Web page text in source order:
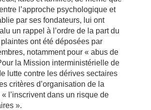
l’approche psychologique et
par ses fondateurs, lui ont
un rappel à l’ordre de la part du
ont été déposées par
notamment pour « abus de
la Mission interministérielle de
lutte contre les dérives sectaires
critères d’organisation de la
l’inscrivent dans un risque de
».